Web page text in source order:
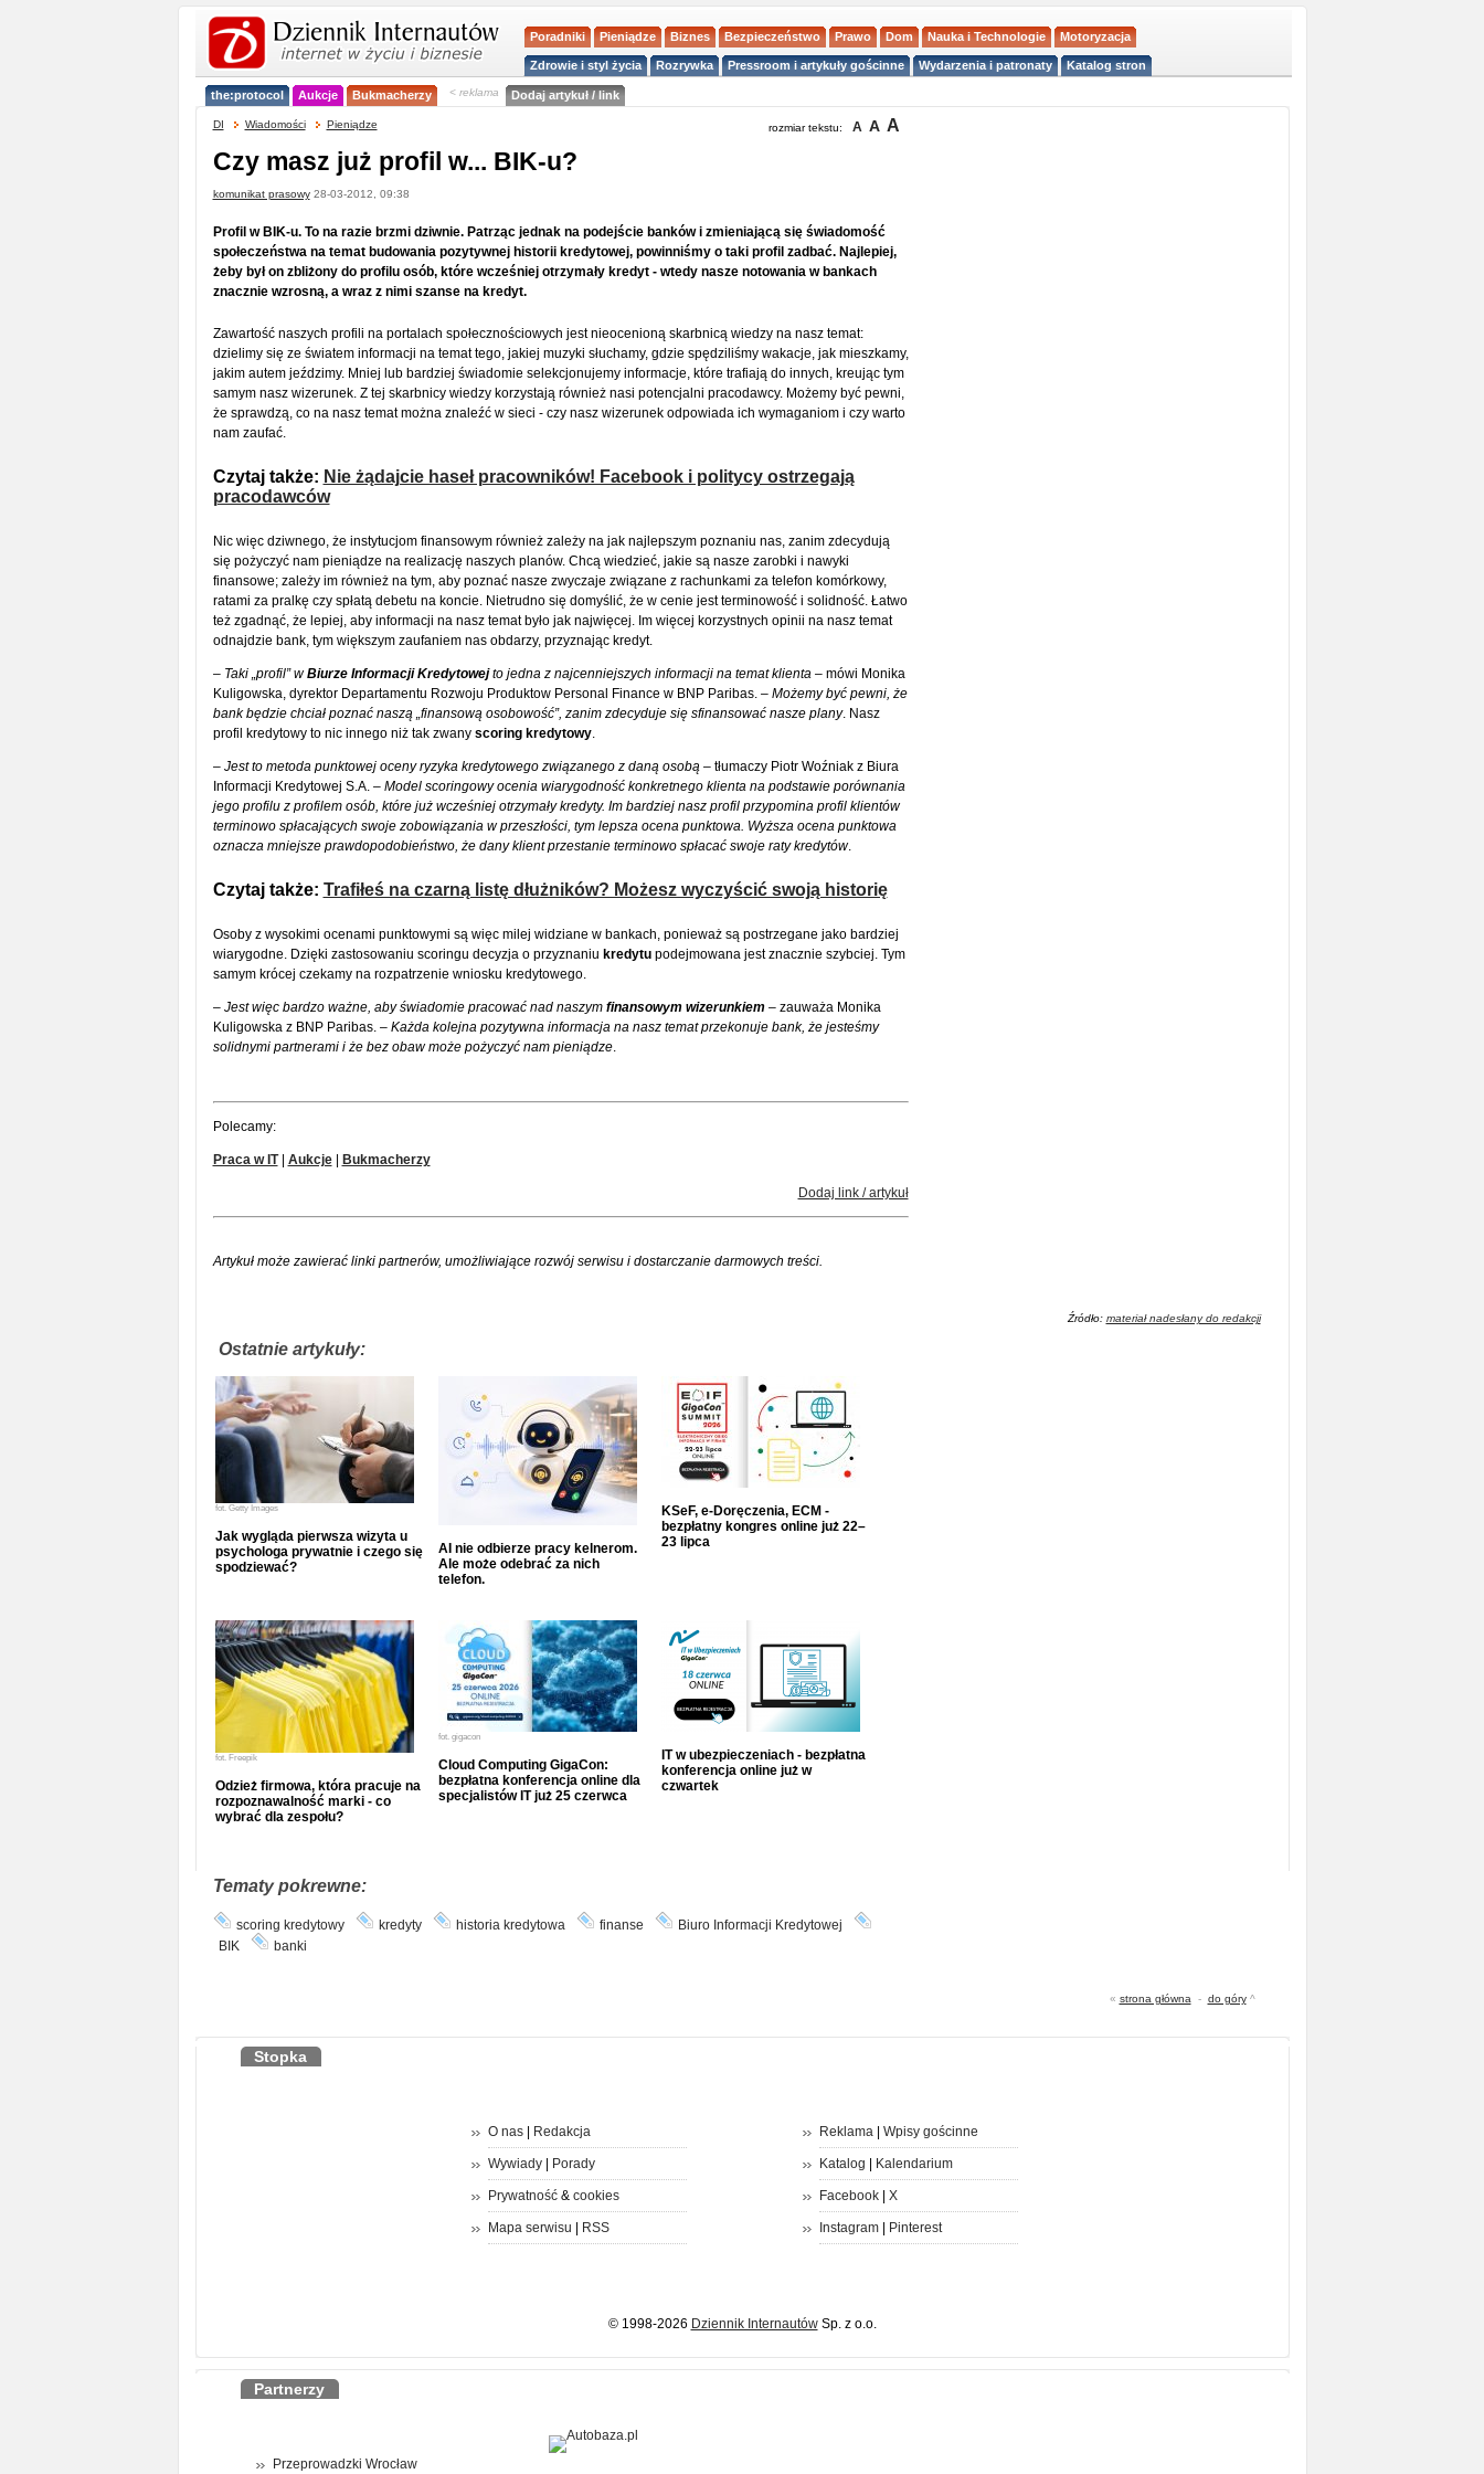
Poradniki Pieniądze Biznes Bezpieczeństwo Prawo Dom Nauka i Technologie Motoryzacja
Zdrowie i styl życia Rozrywka Pressroom i artykuły gościnne Wydarzenia i patronaty Katalog stron
the:protocol Aukcje Bukmacherzy < reklama Dodaj artykuł / link
DI Wiadomości Pieniądze rozmiar tekstu: A A A
Czy masz już profil w... BIK-u?
komunikat prasowy28-03-2012, 09:38
Profil w BIK-u. To na razie brzmi dziwnie. Patrząc jednak na podejście banków i zmieniającą się świadomość
społeczeństwa na temat budowania pozytywnej historii kredytowej, powinniśmy o taki profil zadbać. Najlepiej,
żeby był on zbliżony do profilu osób, które wcześniej otrzymały kredyt - wtedy nasze notowania w bankach
znacznie wzrosną, a wraz z nimi szanse na kredyt.
Zawartość naszych profili na portalach społecznościowych jest nieocenioną skarbnicą wiedzy na nasz temat:
dzielimy się ze światem informacji na temat tego, jakiej muzyki słuchamy, gdzie spędziliśmy wakacje, jak mieszkamy,
jakim autem jeździmy. Mniej lub bardziej świadomie selekcjonujemy informacje, które trafiają do innych, kreując tym
samym nasz wizerunek. Z tej skarbnicy wiedzy korzystają również nasi potencjalni pracodawcy. Możemy być pewni,
że sprawdzą, co na nasz temat można znaleźć w sieci - czy nasz wizerunek odpowiada ich wymaganiom i czy warto
nam zaufać.
Czytaj także: Nie żądajcie haseł pracowników! Facebook i politycy ostrzegają
pracodawców
Nic więc dziwnego, że instytucjom finansowym również zależy na jak najlepszym poznaniu nas, zanim zdecydują
się pożyczyć nam pieniądze na realizację naszych planów. Chcą wiedzieć, jakie są nasze zarobki i nawyki
finansowe; zależy im również na tym, aby poznać nasze zwyczaje związane z rachunkami za telefon komórkowy,
ratami za pralkę czy spłatą debetu na koncie. Nietrudno się domyślić, że w cenie jest terminowość i solidność. Łatwo
też zgadnąć, że lepiej, aby informacji na nasz temat było jak najwięcej. Im więcej korzystnych opinii na nasz temat
odnajdzie bank, tym większym zaufaniem nas obdarzy, przyznając kredyt.
– Taki „profil” wBiurze Informacji Kredytowejto jedna z najcenniejszych informacji na temat klienta – mówi Monika
Kuligowska, dyrektor Departamentu Rozwoju Produktow Personal Finance w BNP Paribas. – Możemy być pewni, że
bank będzie chciał poznać naszą „finansową osobowość”, zanim zdecyduje się sfinansować nasze plany. Nasz
profil kredytowy to nic innego niż tak zwany scoring kredytowy.
– Jest to metoda punktowej oceny ryzyka kredytowego związanego z daną osobą– tłumaczy Piotr Woźniak z Biura
Informacji Kredytowej S.A. – Model scoringowy ocenia wiarygodność konkretnego klienta na podstawie porównania
jego profilu z profilem osób, które już wcześniej otrzymały kredyty. Im bardziej nasz profil przypomina profil klientów
terminowo spłacających swoje zobowiązania w przeszłości, tym lepsza ocena punktowa. Wyższa ocena punktowa
oznacza mniejsze prawdopodobieństwo, że dany klient przestanie terminowo spłacać swoje raty kredytów.
Czytaj także: Trafiłeś na czarną listę dłużników? Możesz wyczyścić swoją historię
Osoby z wysokimi ocenami punktowymi są więc milej widziane w bankach, ponieważ są postrzegane jako bardziej
wiarygodne. Dzięki zastosowaniu scoringu decyzja o przyznaniu kredytupodejmowana jest znacznie szybciej. Tym
samym krócej czekamy na rozpatrzenie wniosku kredytowego.
– Jest więc bardzo ważne, aby świadomie pracować nad naszym finansowym wizerunkiem–zauważa Monika
Kuligowska z BNP Paribas.– Każda kolejna pozytywna informacja na nasz temat przekonuje bank, że jesteśmy
solidnymi partnerami i że bez obaw może pożyczyć nam pieniądze.
Polecamy:
Praca w IT| Aukcje| Bukmacherzy
Dodaj link / artykuł
Artykuł może zawierać linki partnerów, umożliwiające rozwój serwisu i dostarczanie darmowych treści.
Źródło: materiał nadesłany do redakcji
Ostatnie artykuły:
fot. Getty Images
Jak wygląda pierwsza wizyta u
psychologa prywatnie i czego się
spodziewać?
AI nie odbierze pracy kelnerom.
Ale może odebrać za nich
telefon.
KSeF, e-Doręczenia, ECM -
bezpłatny kongres online już 22–
23 lipca
fot. Freepik
Odzież firmowa, która pracuje na
rozpoznawalność marki - co
wybrać dla zespołu?
fot. gigacon
Cloud Computing GigaCon:
bezpłatna konferencja online dla
specjalistów IT już 25 czerwca
IT w ubezpieczeniach - bezpłatna
konferencja online już w
czwartek
Tematy pokrewne:
scoring kredytowy kredyty historia kredytowa finanse
Biuro Informacji Kredytowej
BIK
banki
« strona główna - do góry^
Stopka
O nas| Redakcja
Wywiady| Porady
Prywatność& cookies
Mapa serwisu RSS
Reklama| Wpisy gościnne
Katalog Kalendarium
Facebook| X
Instagram| Pinterest
© 1998-2026 Dziennik InternautówSp. z o.o.
Partnerzy
Przeprowadzki Wrocław